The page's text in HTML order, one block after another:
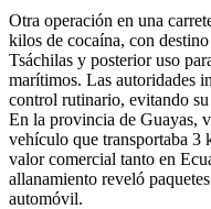
Otra operación en una
kilos de cocaína, con
Tsáchilas y posterior uso
marítimos. Las autoridades
control rutinario, evitando
En la provincia de Guayas,
vehículo que transportaba 3
valor comercial tanto en
allanamiento reveló
automóvil.